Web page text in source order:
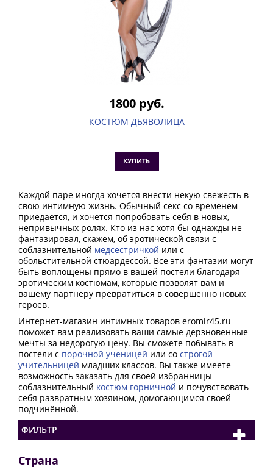
1800 руб.
КОСТЮМ ДЬЯВОЛИЦА
КУПИТЬ
Каждой паре иногда хочется внести некую свежесть в
свою интимную жизнь. Обычный секс со временем
приедается, и хочется попробовать себя в новых,
непривычных ролях. Кто из нас хотя бы однажды не
фантазировал, скажем, об эротической связи с
соблазнительной медсестричкой или с
обольстительной стюардессой. Все эти фантазии могут
быть воплощены прямо в вашей постели благодаря
эротическим костюмам, которые позволят вам и
вашему партнёру превратиться в совершенно новых
героев.
Интернет-магазин интимных товаров eromir45.ru
поможет вам реализовать ваши самые дерзновенные
мечты за недорогую цену. Вы сможете побывать в
постели с порочной ученицей или со строгой
учительницей младших классов. Вы также имеете
возможность заказать для своей избранницы
соблазнительный костюм горничной и почувствовать
себя развратным хозяином, домогающимся своей
подчинённой.
ФИЛЬТР
Страна